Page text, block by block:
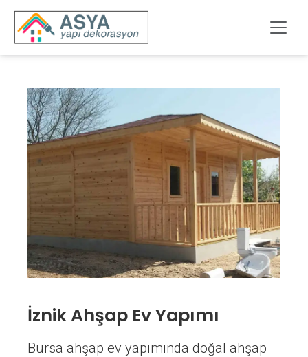
İznik Ahşap Ev Yapımı
Bursa ahşap ev yapımında doğal ahşap